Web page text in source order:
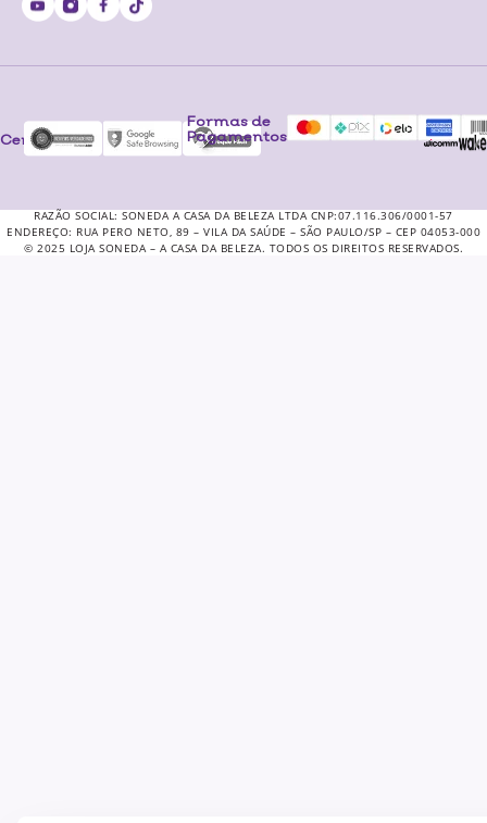
Certificados
Formas de
Pagamentos
RAZÃO SOCIAL: SONEDA A CASA DA BELEZA LTDA CNP:07.116.306/0001-57
ENDEREÇO: RUA PERO NETO, 89 – VILA DA SAÚDE – SÃO PAULO/SP – CEP 04053-000
© 2025 LOJA SONEDA – A CASA DA BELEZA. TODOS OS DIREITOS RESERVADOS.